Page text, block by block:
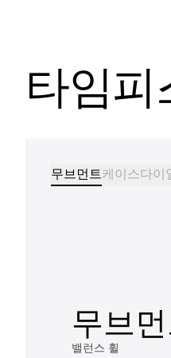
타임피
무브먼트케이스다이
무브
밸런스 휠